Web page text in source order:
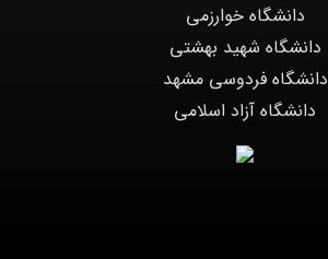
دانشگاه خوارزمی
دانشگاه شهید بهشتی
دانشگاه فردوسی مشهد
دانشگاه آزاد اسلامی